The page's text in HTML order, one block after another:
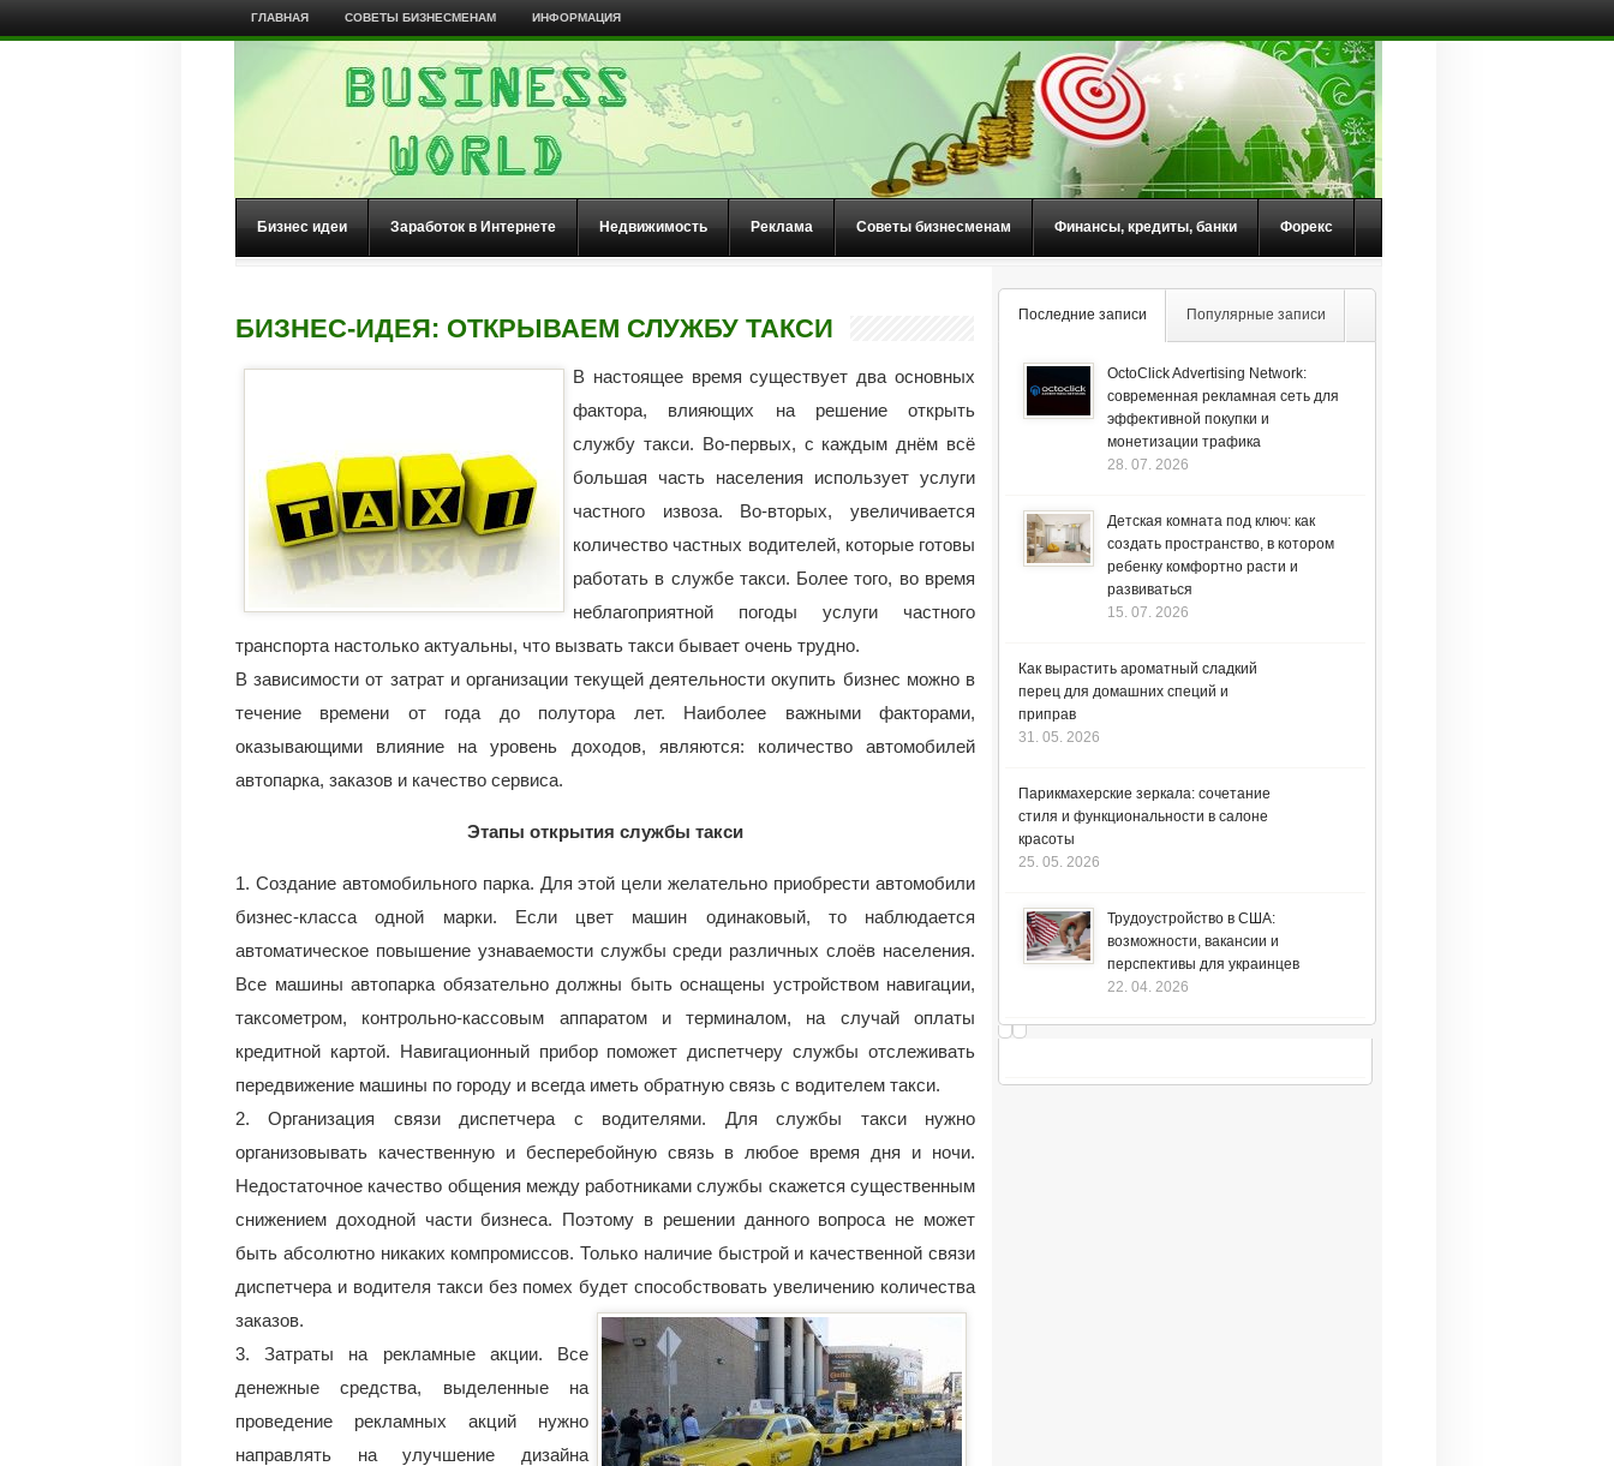
ГЛАВНАЯ СОВЕТЫ БИЗНЕСМЕНАМ ИНФОРМАЦИЯ
Бизнес идеи Заработок в Интернете Недвижимость Реклама Советы бизнесменам Финансы, кредиты, банки Форекс
БИЗНЕС-ИДЕЯ: ОТКРЫВАЕМ СЛУЖБУ ТАКСИ
В настоящее время существует два основных
фактора, влияющих на решение открыть
службу такси. Во-первых, с каждым днём всё
большая часть населения использует услуги
частного извоза. Во-вторых, увеличивается
количество частных водителей, которые готовы
работать в службе такси. Более того, во время
неблагоприятной погоды услуги частного
транспорта настолько актуальны, что вызвать такси бывает очень трудно.
В зависимости от затрат и организации текущей деятельности окупить бизнес можно в
течение времени от года до полутора лет. Наиболее важными факторами,
оказывающими влияние на уровень доходов, являются: количество автомобилей
автопарка, заказов и качество сервиса.
Этапы открытия службы такси
1. Создание автомобильного парка. Для этой цели желательно приобрести автомобили
бизнес-класса одной марки. Если цвет машин одинаковый, то наблюдается
автоматическое повышение узнаваемости службы среди различных слоёв населения.
Все машины автопарка обязательно должны быть оснащены устройством навигации,
таксометром, контрольно-кассовым аппаратом и терминалом, на случай оплаты
кредитной картой. Навигационный прибор поможет диспетчеру службы отслеживать
передвижение машины по городу и всегда иметь обратную связь с водителем такси.
2. Организация связи диспетчера с водителями. Для службы такси нужно
организовывать качественную и бесперебойную связь в любое время дня и ночи.
Недостаточное качество общения между работниками службы скажется существенным
снижением доходной части бизнеса. Поэтому в решении данного вопроса не может
быть абсолютно никаких компромиссов. Только наличие быстрой и качественной связи
диспетчера и водителя такси без помех будет способствовать увеличению количества
заказов.
3. Затраты на рекламные акции. Все
денежные средства, выделенные на
проведение рекламных акций нужно
направлять на улучшение дизайна
Последние записи Популярные записи
OctoClick Advertising Network:
современная рекламная сеть для
эффективной покупки и
монетизации трафика
28. 07. 2026
Детская комната под ключ: как
создать пространство, в котором
ребенку комфортно расти и
развиваться
15. 07. 2026
Как вырастить ароматный сладкий
перец для домашних специй и
приправ
31. 05. 2026
Парикмахерские зеркала: сочетание
стиля и функциональности в салоне
красоты
25. 05. 2026
Трудоустройство в США:
возможности, вакансии и
перспективы для украинцев
22. 04. 2026